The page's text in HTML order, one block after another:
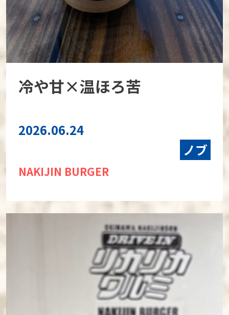
冷や甘×温ほろ苦
2026.06.24
ノブ
NAKIJIN BURGER